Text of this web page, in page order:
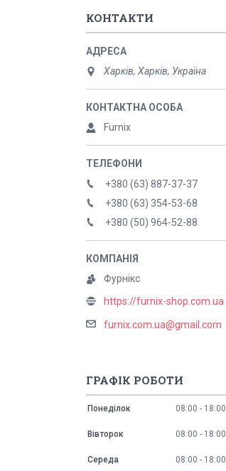
КОНТАКТИ
Харків, Харків, Україна
Furnix
+380 (63) 887-37-37
+380 (63) 354-53-68
+380 (50) 964-52-88
Фурнікс
https://furnix-shop.com.ua
furnix.com.ua@gmail.com
ГРАФІК РОБОТИ
Понеділок 08:00 18:00
Вівторок 08:00 18:00
Середа 08:00 18:00